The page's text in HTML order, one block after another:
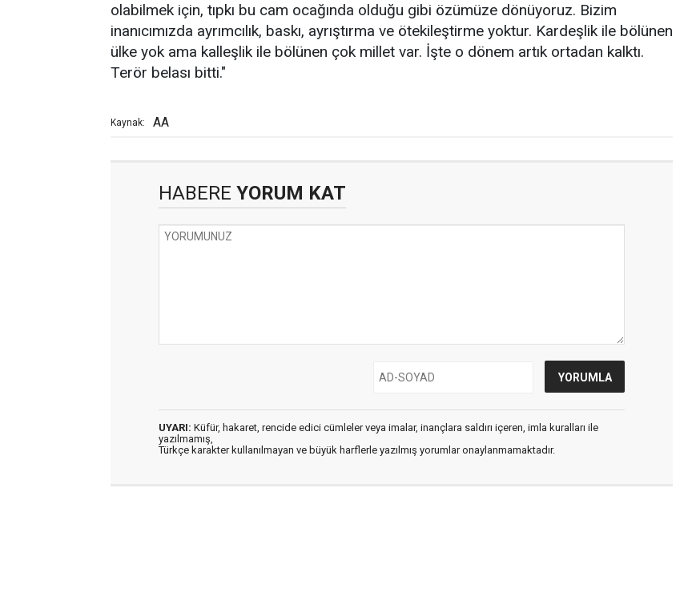
olabilmek için, tıpkı bu cam ocağında olduğu gibi özümüze dönüyoruz. Bizim
inanıcımızda ayrımcılık, baskı, ayrıştırma ve ötekileştirme yoktur. Kardeşlik ile bölünen
ülke yok ama kalleşlik ile bölünen çok millet var. İşte o dönem artık ortadan kalktı.
Terör belası bitti."
Kaynak: AA
HABERE YORUM KAT
UYARI: Küfür, hakaret, rencide edici cümleler veya imalar, inançlara saldırı içeren, imla kuralları ile
yazılmamış,
Türkçe karakter kullanılmayan ve büyük harflerle yazılmış yorumlar onaylanmamaktadır.